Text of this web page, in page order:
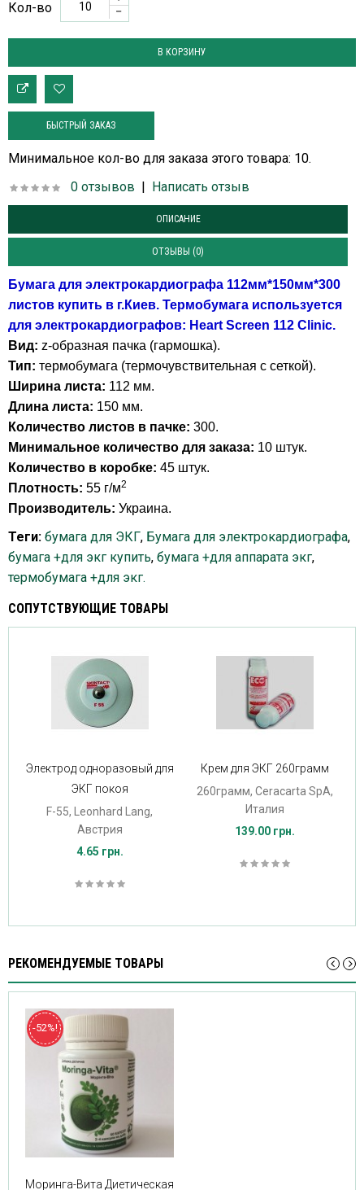
Кол-во
БЫСТРЫЙ ЗАКАЗ
Минимальное кол-во для заказа этого товара: 10.
0 отзывов | Написать отзыв
ОПИСАНИЕ
ОТЗЫВЫ (0)
Бумага для электрокардиографа 112мм*150мм*300
листов купить в г.Киев. Термобумага используется
для электрокардиографов: Heart Screen 112 Clinic.
Вид: z-образная пачка (гармошка).
Тип: термобумага (термочувствительная с сеткой).
Ширина листа: 112 мм.
Длина листа: 150 мм.
Количество листов в пачке: 300.
Минимальное количество для заказа: 10 штук.
Количество в коробке: 45 штук.
Плотность: 55 г/м2
Производитель: Украина.
Теги: бумага для ЭКГ, Бумага для электрокардиографа,
бумага +для экг купить, бумага +для аппарата экг,
термобумага +для экг.
СОПУТСТВУЮЩИЕ ТОВАРЫ
Электрод одноразовый для
ЭКГ покоя
F-55, Leonhard Lang,
Австрия
4.65 грн.
Крем для ЭКГ 260грамм
260грамм, Ceracarta SpA,
Италия
139.00 грн.
РЕКОМЕНДУЕМЫЕ ТОВАРЫ
-52%!
Моринга-Вита Диетическая